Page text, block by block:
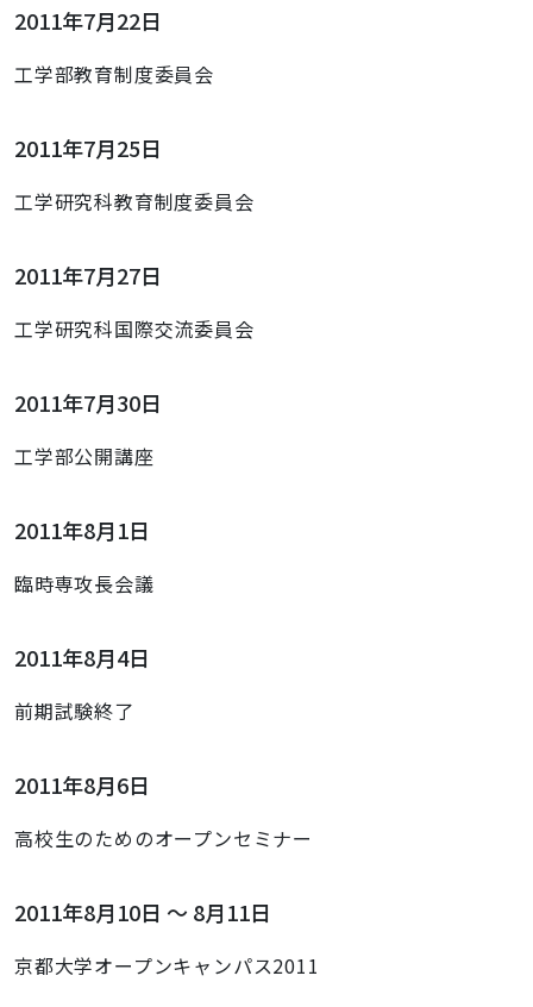
2011年7月22日
工学部教育制度委員会
2011年7月25日
工学研究科教育制度委員会
2011年7月27日
工学研究科国際交流委員会
2011年7月30日
工学部公開講座
2011年8月1日
臨時専攻長会議
2011年8月4日
前期試験終了
2011年8月6日
高校生のためのオープンセミナー
2011年8月10日 ～ 8月11日
京都大学オープンキャンパス2011